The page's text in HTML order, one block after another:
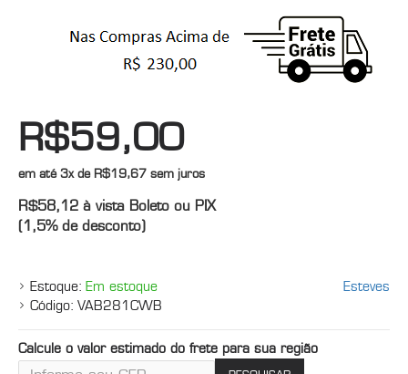
Estoque: Em estoque
Código: VAB281CWB
Esteves
R$59,00
em até3x de R$19,67 sem juros
R$58,12 à vista Boleto ou PIX
(1,5% de desconto)
Calcule o valor estimado do frete para sua região